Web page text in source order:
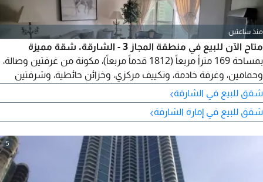
منذ ساعتين
متاح الآن للبيع في منطقة المجاز 3 - الشارقة. شقة مميزة
بمساحة 169 متراً مربعاً (1812 قدماً مربعاً)، مكونة من غرفتين وصالة،
وحمامين، وغرفة خادمة، وتكييف مركزي، وخزائن حائطية، وشرفتين
بإطلالة بحرية رائعة، مع جيم، ومسبح، ومواقف للسيارات. موقع
استثماري مميز بالقرب من كورنيش المجاز، ومسرح المجاز، وممشى
بحيرة خالد، وحديقة الصفيا، وجميع الخدمات. فرصة ممتازة للسكن أو
شقق للبيع في الشارقة›
شقق للبيع في إمارة الشارقة›
5